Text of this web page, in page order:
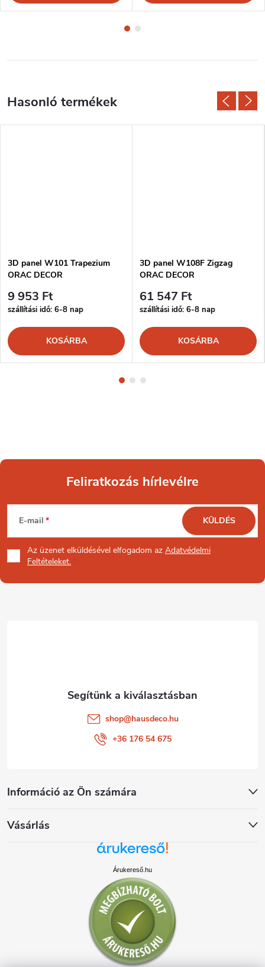
3D panel W101 Trapezium
ORAC DECOR
9 953 Ft
szállítási idő: 6-8 nap
KOSÁRBA
3D panel W108F Zigzag
ORAC DECOR
61 547 Ft
szállítási idő: 6-8 nap
KOSÁRBA
L
á
b
Feliratkozás hírlevélre
E-mail
Az üzenet elküldésével elfogadom az Adatvédelmi
Feltételeket.
KÜLDÉS
Információ az Ön számára
Vásárlás
shop@hausdeco.hu
+36 176 54 675
Árukereső.hu